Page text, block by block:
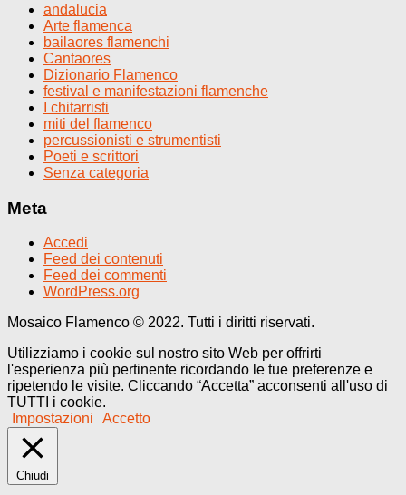
andalucia
Arte flamenca
bailaores flamenchi
Cantaores
Dizionario Flamenco
festival e manifestazioni flamenche
I chitarristi
miti del flamenco
percussionisti e strumentisti
Poeti e scrittori
Senza categoria
Meta
Accedi
Feed dei contenuti
Feed dei commenti
WordPress.org
Mosaico Flamenco © 2022. Tutti i diritti riservati.
Utilizziamo i cookie sul nostro sito Web per offrirti
l'esperienza più pertinente ricordando le tue preferenze e
ripetendo le visite. Cliccando “Accetta” acconsenti all'uso di
TUTTI i cookie.
Impostazioni
Accetto
Chiudi